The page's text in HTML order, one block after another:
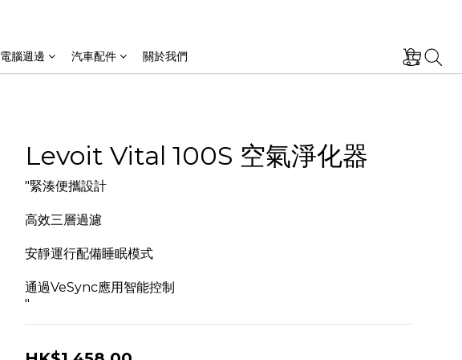
電腦週邊 汽車配件 關於我們
Levoit Vital 100S 空氣淨化器
"緊湊便攜設計
高效三層過濾
安靜運行配備睡眠模式
通過VeSync應用智能控制
"